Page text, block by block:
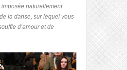
imposée naturellement
la danse, sur lequel vous
d’amour et de